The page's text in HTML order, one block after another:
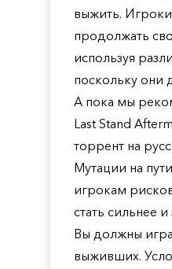
выжить.
продолжать
используя
поскольку они
А пока мы
Last Stand
торрент на
Мутации на
игрокам
стать сильнее
Вы должны
выживших.